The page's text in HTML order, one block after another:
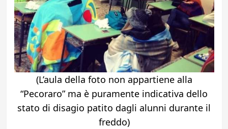
(L’aula della foto non appartiene alla
“Pecoraro” ma è puramente indicativa dello
stato di disagio patito dagli alunni durante il
freddo)